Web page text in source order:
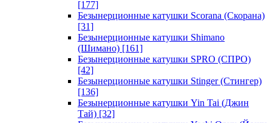
[177]
Безынерционные катушки Scorana (Скорана)
[31]
Безынерционные катушки Shimano
(Шимано) [161]
Безынерционные катушки SPRO (СПРО)
[42]
Безынерционные катушки Stinger (Стингер)
[136]
Безынерционные катушки Yin Tai (Джин
Тай) [32]